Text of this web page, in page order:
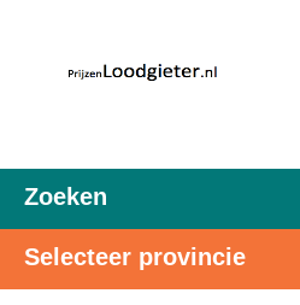
Zoeken
Selecteer provincie